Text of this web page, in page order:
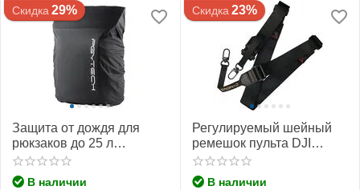
Скидка 29%
Защита от дождя для
рюкзаков до 25 л
(PGYTECH P-CB-046)
В наличии
Скидка 23%
Регулируемый шейный
ремешок пульта DJI
(CYNOVA)
В наличии